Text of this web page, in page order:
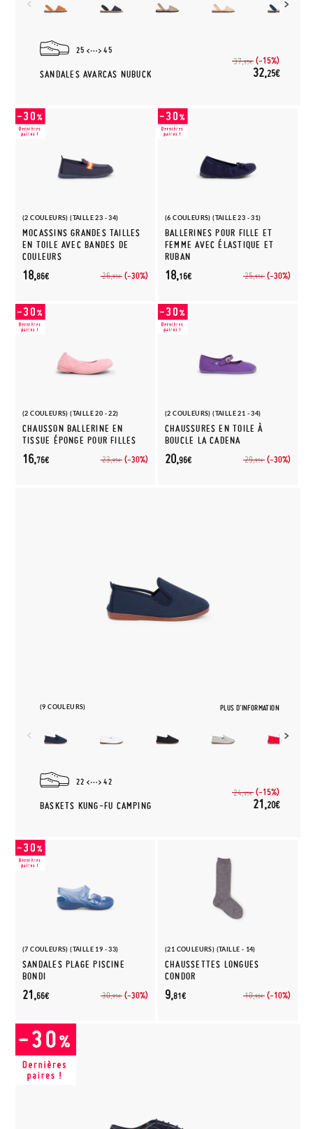
25 45
SANDALES AVARCAS NUBUCK
37,95€ (-15%)
32,25€
(2 COULEURS) (TAILLE 23 - 34)
MOCASSINS GRANDES TAILLES
EN TOILE AVEC BANDES DE
COULEURS
26,95€ (-30%)
18,86€
(6 COULEURS) (TAILLE 23 - 31)
BALLERINES POUR FILLE ET
FEMME AVEC ÉLASTIQUE ET
RUBAN
25,95€ (-30%)
18,16€
(2 COULEURS) (TAILLE 20 - 22)
CHAUSSON BALLERINE EN
TISSUE ÉPONGE POUR FILLES
23,95€ (-30%)
16,76€
(2 COULEURS) (TAILLE 21 - 34)
CHAUSSURES EN TOILE À
BOUCLE LA CADENA
29,95€ (-30%)
20,96€
(9 COULEURS) PLUS D'INFORMATION
22 42
BASKETS KUNG-FU CAMPING
24,95€ (-15%)
21,20€
(7 COULEURS) (TAILLE 19 - 33)
SANDALES PLAGE PISCINE
BONDI
30,95€ (-30%)
21,66€
(21 COULEURS) (TAILLE - 14)
CHAUSSETTES LONGUES
CONDOR
10,90€ (-10%)
9,81€